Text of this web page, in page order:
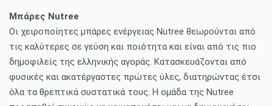
Μπάρες Nutree
Οι χειροποίητες μπάρες ενέργειας Nutree θεωρούνται από
τις καλύτερες σε γεύση και ποιότητα και είναι από τις πιο
δημοφιλείς της ελληνικής αγοράς. Κατασκευάζονται από
φυσικές και ακατέργαστες πρώτες ύλες, διατηρώντας έτσι
όλα τα θρεπτικά συστατικά τους. Η ομάδα της Nutree